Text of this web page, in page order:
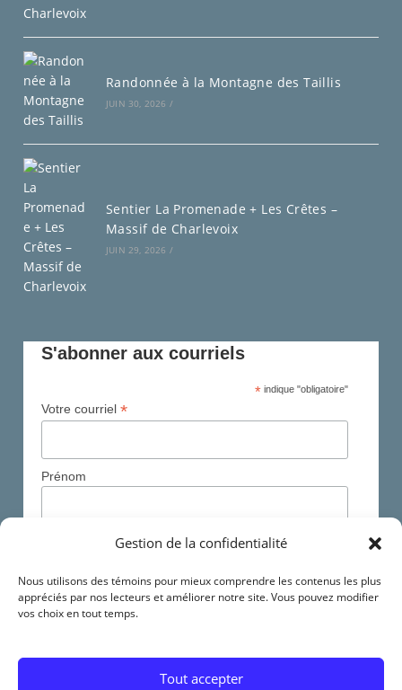
Gestion de la confidentialité
Nous utilisons des témoins pour mieux comprendre les contenus les plus
appréciés par nos lecteurs et améliorer notre site. Vous pouvez modifier
vos choix en tout temps.
Tout accepter
Randonnée à la Montagne des Taillis
JUIN 30, 2026 /
Sentier La Promenade + Les Crêtes –
Massif de Charlevoix
JUIN 29, 2026 /
S'abonner aux courriels
*indique "obligatoire"
Votre courriel*
Prénom
Région*